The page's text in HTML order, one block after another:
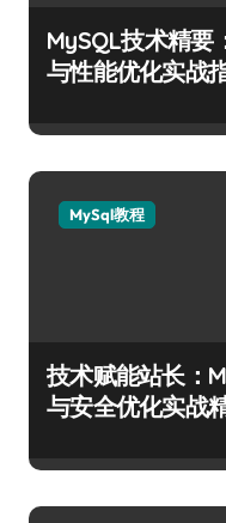
MySQL技术精要
与性能优化实战
MySql教程
技术赋能站长：
与安全优化实战